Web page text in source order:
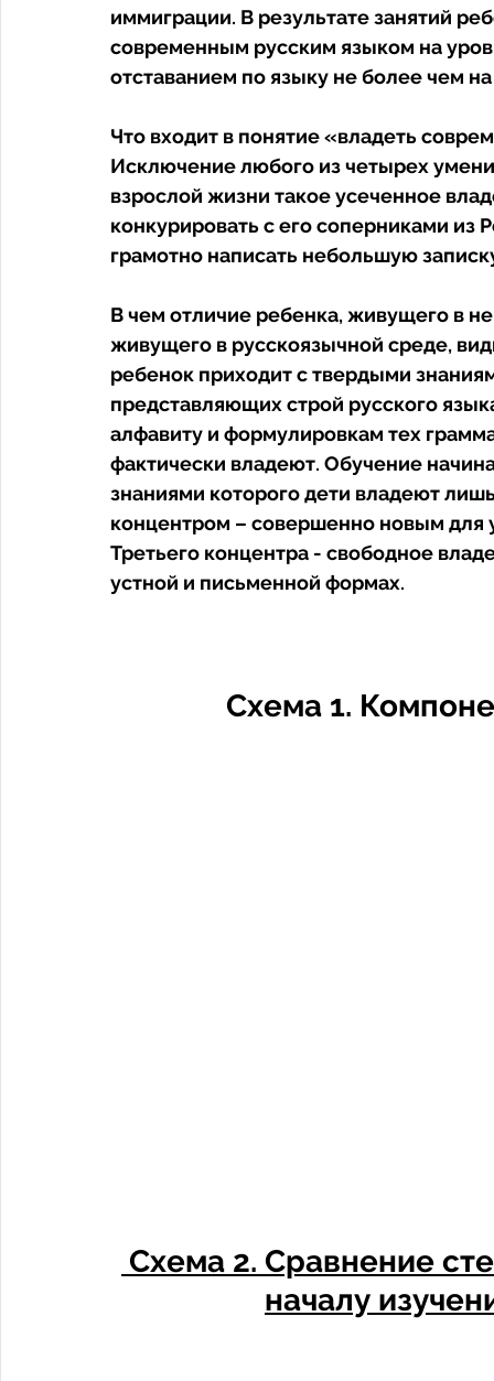
иммиграции. В результате занятий
современным русским языком на
отставанием по языку не более чем
Что входит в понятие «владеть
Исключение любого из четырех
взрослой жизни такое усеченное
конкурировать с его соперниками
грамотно написать небольшую
В чем отличие ребенка, живущего в
живущего в русскоязычной среде,
ребенок приходит с твердыми
представляющих строй русского
алфавиту и формулировкам тех
фактически владеют. Обучение
знаниями которого дети владеют
концентром – совершенно новым для
Третьего концентра - свободное
устной и письменной формах.
Схема 1.
началу